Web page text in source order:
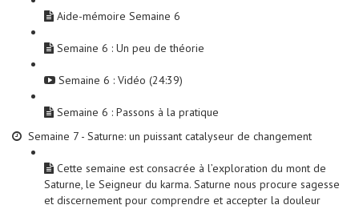
Aide-mémoire Semaine 6
Semaine 6 : Un peu de théorie
Semaine 6 : Vidéo (24:39)
Semaine 6 : Passons à la pratique
Semaine 7 - Saturne: un puissant catalyseur de changement
Cette semaine est consacrée à l’exploration du mont de
Saturne, le Seigneur du karma. Saturne nous procure sagesse
et discernement pour comprendre et accepter la douleur